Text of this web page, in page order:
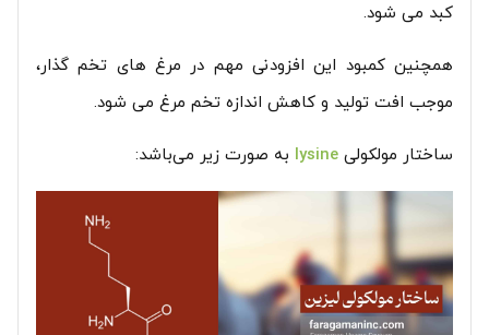
کبد می شود.
همچنین کمبود این افزودنی مهم در مرغ های تخم گذار،
موجب افت تولید و کاهش اندازه تخم مرغ می شود.
ساختار مولکولی lysine به صورت زیر می‌باشد: